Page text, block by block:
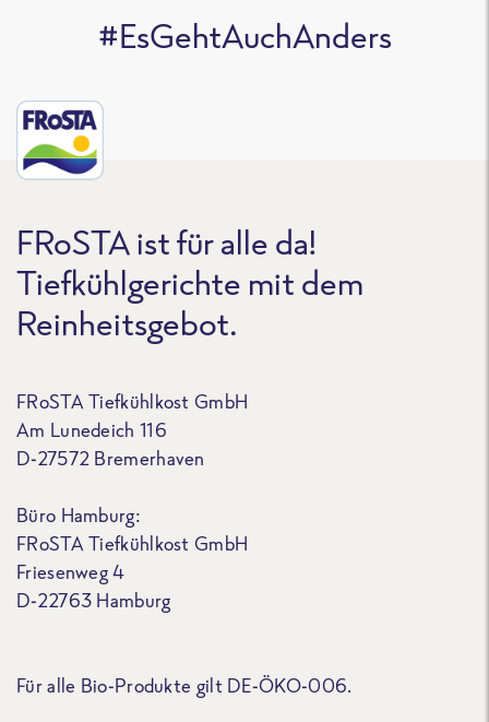
#EsGehtAuchAnders
FRoSTA ist für alle da!
Tiefkühlgerichte mit dem
Reinheitsgebot.
FRoSTA Tiefkühlkost GmbH
Am Lunedeich 116
D-27572 Bremerhaven
Büro Hamburg:
FRoSTA Tiefkühlkost GmbH
Friesenweg 4
D-22763 Hamburg
Für alle Bio-Produkte gilt DE-ÖKO-006.